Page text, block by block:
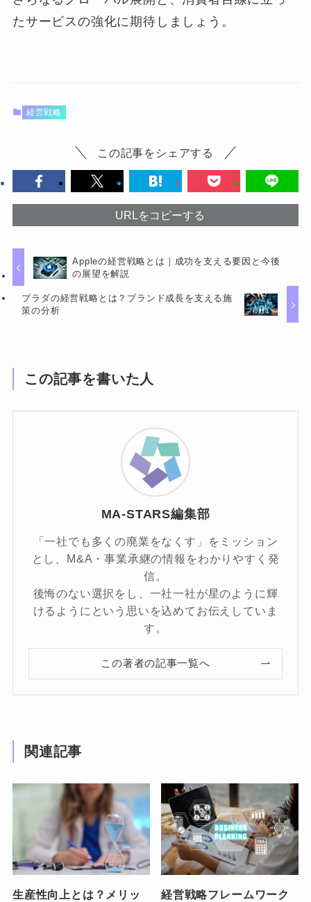
たサービスの強化に期待しましょう。
経営戦略
この記事をシェアする
URLをコピーする
Appleの経営戦略とは｜成功を支える要因と今後
の展望を解説
プラダの経営戦略とは？ブランド成長を支える施
策の分析
この記事を書いた人
MA-STARS編集部
「一社でも多くの廃業をなくす」をミッション
とし、M&A・事業承継の情報をわかりやすく発
信。
後悔のない選択をし、一社一社が星のように輝
けるようにという思いを込めてお伝えしていま
す。
この著者の記事一覧へ
関連記事
生産性向上とは？メリッ
経営戦略フレームワーク